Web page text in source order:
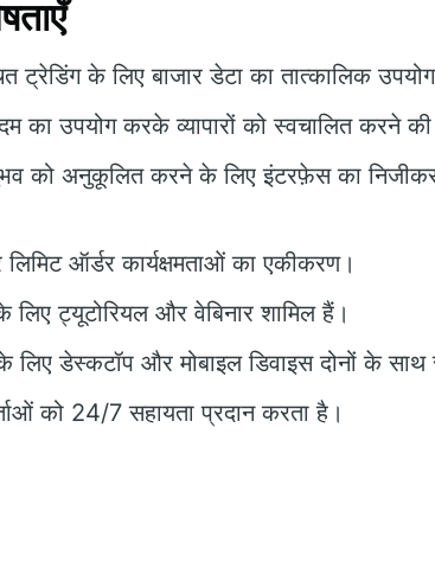
ट्रेडिंग के लिए बाजार डेटा का तात्कालिक
का उपयोग करके व्यापारों को स्वचालित करने
को अनुकूलित करने के लिए इंटरफ़ेस का
ऑर्डर कार्यक्षमताओं का एकीकरण।
लिए ट्यूटोरियल और वेबिनार शामिल हैं।
के लिए डेस्कटॉप और मोबाइल डिवाइस दोनों के
को 24/7 सहायता प्रदान करता है।